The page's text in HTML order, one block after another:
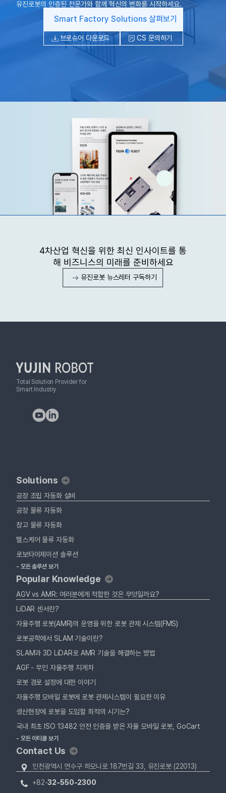
유진로봇의 인증된 전문가와 함께 혁신의 변화를 시작하세요.
Smart Factory Solutions 살펴보기
브로슈어 다운로드 CS 문의하기
4차산업 혁신을 위한 최신 인사이트를 통
해 비즈니스의 미래를 준비하세요
유진로봇 뉴스레터 구독하기
Total Solution Provider for
Smart Industry
Solutions
공장 조립 자동화 설비
공장 물류 자동화
창고 물류 자동화
헬스케어 물류 자동화
로보타이제이션 솔루션
- 모든 솔루션 보기
Popular Knowledge
AGV vs AMR: 여러분에게 적합한 것은 무엇일까요?
LiDAR 센서란?
자율주행 로봇(AMR)의 운영을 위한 로봇 관제 시스템(FMS)
로봇공학에서 SLAM 기술이란?
SLAM과 3D LiDAR로 AMR 기술을 해결하는 방법
AGF - 무인 자율주행 지게차
로봇 경로 설정에 대한 이야기
자율주행 모바일 로봇에 로봇 관제시스템이 필요한 이유
생산현장에 로봇을 도입할 최적의 시기는?
국내 최초 ISO 13482 안전 인증을 받은 자율 모바일 로봇, GoCart
- 모든 아티클 보기
Contact Us
인천광역시 연수구 하모니로 187번길 33, 유진로봇 (22013)
+82-32-550-2300